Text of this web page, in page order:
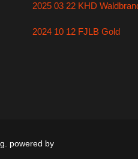
2025 03 22 KHD
2024 10 12 FJLB Gold
powered by